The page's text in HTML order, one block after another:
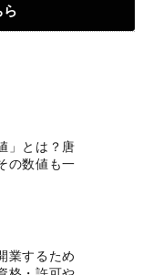
ら
」とは？唐
の数値も一
業するため